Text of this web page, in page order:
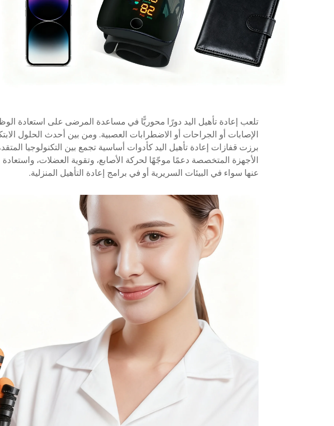
تلعب إعادة تأهيل اليد دورًا محوريًّا في مساعدة المرضى على استعادة
الإصابات أو الجراحات أو الاضطرابات العصبية. ومن بين أحدث الحلول
برزت قفازات إعادة تأهيل اليد كأدوات أساسية تجمع بين التكنولوجيا
الأجهزة المتخصصة دعمًا موجّهًا لحركة الأصابع، وتقوية العضلات، واستعادة
عنها سواء في البيئات السريرية أو في برامج إعادة التأهيل المنزلية.